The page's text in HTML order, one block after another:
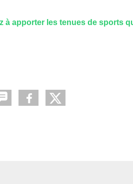
à apporter les tenues de sports